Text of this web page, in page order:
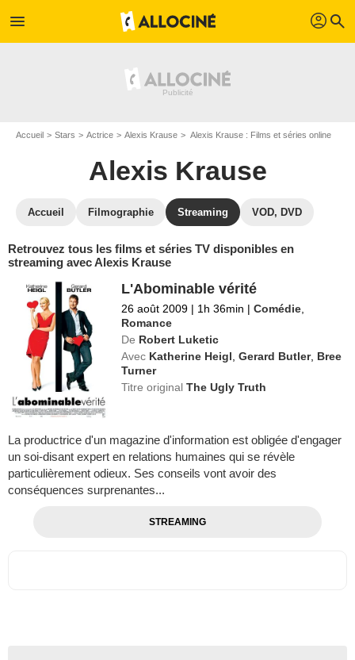
menu profil search
Accueil Stars Actrice Alexis Krause Alexis Krause : Films et séries online
Alexis Krause
Accueil Filmographie Streaming VOD, DVD
Retrouvez tous les films et séries TV disponibles en
streaming avec Alexis Krause
L'Abominable vérité
26 août 2009 | 1h 36min | Comédie
Romance
De Robert Luketic
Avec Katherine Heigl ,Gerard Butler, Bree
Turner
Titre originalThe Ugly Truth
La productrice d'un magazine d'information est obligée d'engager
un soi-disant expert en relations humaines qui se révèle
particulièrement odieux. Ses conseils vont avoir des
conséquences surprenantes...
STREAMING